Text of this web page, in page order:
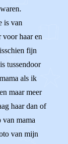
is van
voor haar en
fijn
tussendoor
als ik
maar meer
haar dan of
mama
van mijn